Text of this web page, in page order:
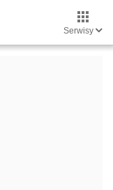
Serwisy